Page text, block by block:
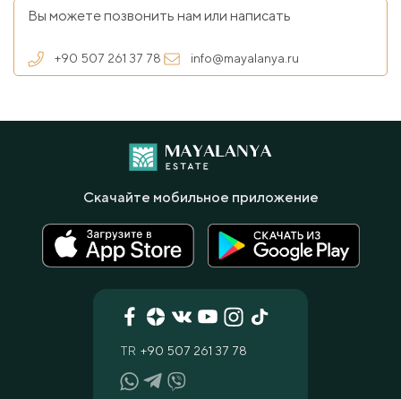
Вы можете позвонить нам или написать
+90 507 261 37 78 info@mayalanya.ru
TR +90 507 261 37 78
Скачайте мобильное приложение